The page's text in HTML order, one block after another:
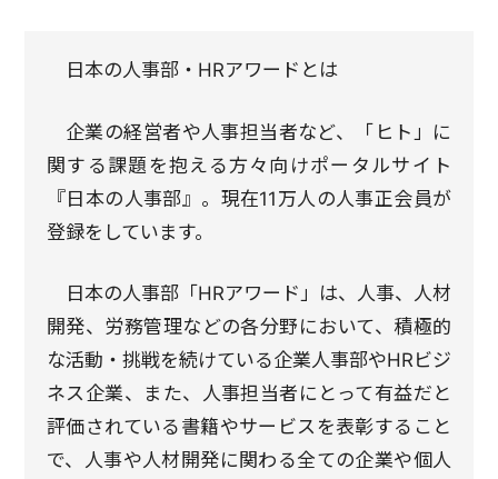
日本の人事部・HRアワードとは
企業の経営者や人事担当者など、「ヒト」に
関する課題を抱える方々向けポータルサイト
『日本の人事部』。現在11万人の人事正会員が
登録をしています。
日本の人事部「HRアワード」は、人事、人材
開発、労務管理などの各分野において、積極的
な活動・挑戦を続けている企業人事部やHRビジ
ネス企業、また、人事担当者にとって有益だと
評価されている書籍やサービスを表彰すること
で、人事や人材開発に関わる全ての企業や個人